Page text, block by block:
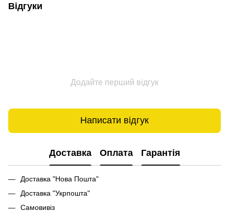
Відгуки
Додайте перший відгук
Написати відгук
Доставка Оплата Гарантія
Доставка "Нова Пошта"
Доставка "Укрпошта"
Самовивіз